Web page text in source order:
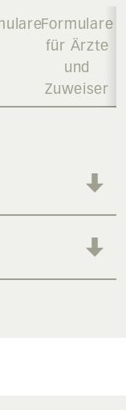
Formulare
für Ärzte
und
Zuweiser